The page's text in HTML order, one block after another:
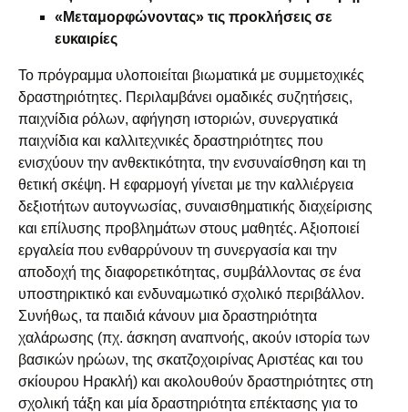
«Μεταμορφώνοντας» τις προκλήσεις σε
ευκαιρίες
Το πρόγραμμα υλοποιείται βιωματικά με συμμετοχικές
δραστηριότητες. Περιλαμβάνει ομαδικές συζητήσεις,
παιχνίδια ρόλων, αφήγηση ιστοριών, συνεργατικά
παιχνίδια και καλλιτεχνικές δραστηριότητες που
ενισχύουν την ανθεκτικότητα, την ενσυναίσθηση και τη
θετική σκέψη. Η εφαρμογή γίνεται με την καλλιέργεια
δεξιοτήτων αυτογνωσίας, συναισθηματικής διαχείρισης
και επίλυσης προβλημάτων στους μαθητές. Αξιοποιεί
εργαλεία που ενθαρρύνουν τη συνεργασία και την
αποδοχή της διαφορετικότητας, συμβάλλοντας σε ένα
υποστηρικτικό και ενδυναμωτικό σχολικό περιβάλλον.
Συνήθως, τα παιδιά κάνουν μια δραστηριότητα
χαλάρωσης (πχ. άσκηση αναπνοής, ακούν ιστορία των
βασικών ηρώων, της σκατζοχοιρίνας Αριστέας και του
σκίουρου Ηρακλή) και ακολουθούν δραστηριότητες στη
σχολική τάξη και μία δραστηριότητα επέκτασης για το